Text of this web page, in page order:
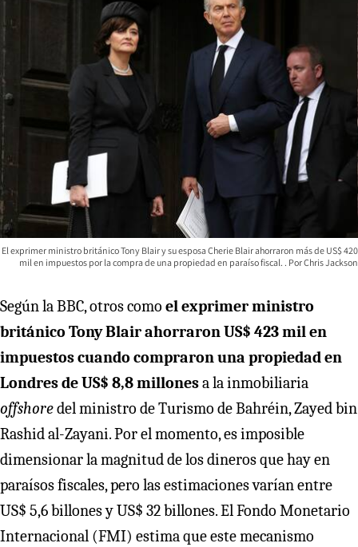
El exprimer ministro británico Tony Blair y su esposa Cherie Blair ahorraron más de US$ 420
mil en impuestos por la compra de una propiedad en paraíso fiscal.
Chris Jackson
Según la BBC, otros como el exprimer ministro
británico Tony Blair ahorraron US$ 423 mil en
impuestos cuando compraron una propiedad en
Londres de US$ 8,8 millonesa la inmobiliaria
offshoredel ministro de Turismo de Bahréin, Zayed bin
Rashid al-Zayani. Por el momento, es imposible
dimensionar la magnitud de los dineros que hay en
paraísos fiscales, pero las estimaciones varían entre
US$ 5,6 billones y US$ 32 billones. El Fondo Monetario
Internacional (FMI) estima que este mecanismo